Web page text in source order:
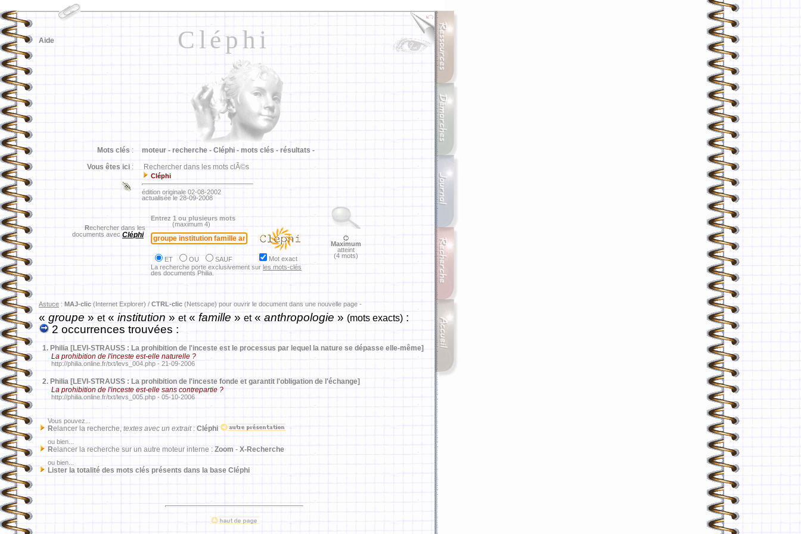
Cléphi
Aide
Mots clés : moteur - recherche - Cléphi - mots clés - résultats -
Vous êtes ici : Rechercher dans les mots clÃ©s
Cléphi
édition originale 02-08-2002
actualisée le 28-09-2008
Rechercher dans les
documents avec Cléphi
Entrez 1 ou plusieurs mots
(maximum 4)
ET OU SAUF
Mot exact
La recherche porte exclusivement sur les mots-clés
des documents Philia.
Maximum
atteint
(4 mots)
Astuce : MAJ-clic (Internet Explorer) / CTRL-clic (Netscape) pour ouvrir le document dans une nouvelle page -
«groupe» et« institution » et« famille » et« anthropologie » (mots exacts) :
2 occurrences trouvées :
1. Philia [LEVI-STRAUSS : La prohibition de l'inceste est le processus par lequel la nature se dépasse elle-même]
La prohibition de l'inceste est-elle naturelle ?
http://philia.online.fr/txt/levs_004.php - 21-09-2006
2. Philia [LEVI-STRAUSS : La prohibition de l'inceste fonde et garantit l'obligation de l'échange]
La prohibition de l'inceste est-elle sans contrepartie ?
http://philia.online.fr/txt/levs_005.php - 05-10-2006
Vous pouvez...
Relancer la recherche, textes avec un extrait: Cléphi
ou bien...
Relancer la recherche sur un autre moteur interne : Zoom - X-Recherche
ou bien...
Lister la totalité des mots clés présents dans la base Cléphi